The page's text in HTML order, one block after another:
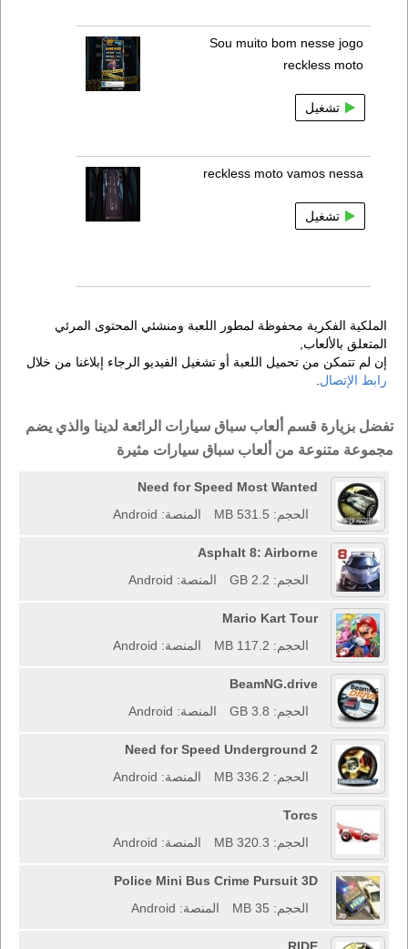
Sou muito bom nesse jogo
reckless moto
تشغيل
reckless moto vamos nessa
تشغيل
الملكية الفكرية محفوظة لمطور اللعبة ومنشئي المحتوى المرئي
المتعلق بالألعاب,
إن لم تتمكن من تحميل اللعبة أو تشغيل الفيديو الرجاء إبلاغنا من خلال
رابط الإتصال
تفضل بزيارة قسم ألعاب سباق سيارات الرائعة لدينا والذي يضم
مجموعة متنوعة من ألعاب سباق سيارات مثيرة
Need for Speed Most Wanted
الحجم: 531.5 MB
المنصة: Android
Asphalt 8: Airborne
الحجم: 2.2 GB
المنصة: Android
Mario Kart Tour
الحجم: 117.2 MB
المنصة: Android
BeamNG.drive
الحجم: 3.8 GB
المنصة: Android
Need for Speed Underground 2
الحجم: 336.2 MB
المنصة: Android
Torcs
الحجم: 320.3 MB
المنصة: Android
Police Mini Bus Crime Pursuit 3D
الحجم: 35 MB
المنصة: Android
RIDE